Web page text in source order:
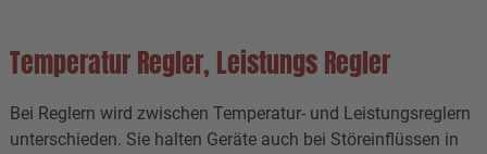
Temperatur Regler, Leistungs Regler
Bei Reglern wird zwischen Temperatur- und Leistungsreglern
unterschieden. Sie halten Geräte auch bei Störeinflüssen in